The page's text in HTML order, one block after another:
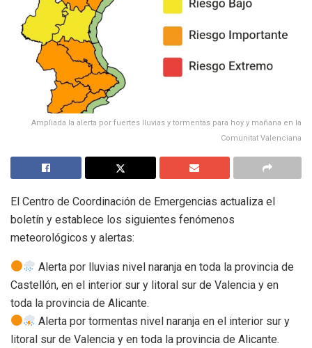
Ampliada la alerta por fuertes lluvias y tormentas para hoy y mañana en la
Comunitat Valenciana
El Centro de Coordinación de Emergencias actualiza el
boletín y establece los siguientes fenómenos
meteorológicos y alertas:
Alerta por lluvias nivel naranja en toda la provincia de
Castellón, en el interior sur y litoral sur de Valencia y en
toda la provincia de Alicante.
Alerta por tormentas nivel naranja en el interior sur y
litoral sur de Valencia y en toda la provincia de Alicante.